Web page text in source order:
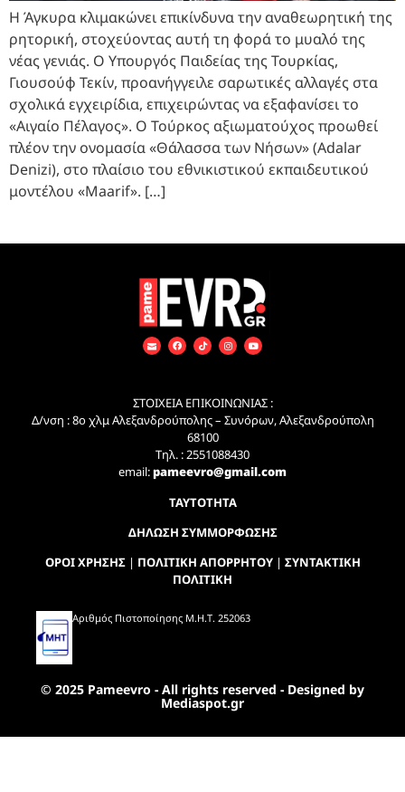
Η Άγκυρα κλιμακώνει επικίνδυνα την αναθεωρητική της
ρητορική, στοχεύοντας αυτή τη φορά το μυαλό της
νέας γενιάς. Ο Υπουργός Παιδείας της Τουρκίας,
Γιουσούφ Τεκίν, προανήγγειλε σαρωτικές αλλαγές στα
σχολικά εγχειρίδια, επιχειρώντας να εξαφανίσει το
«Αιγαίο Πέλαγος». Ο Τούρκος αξιωματούχος προωθεί
πλέον την ονομασία «Θάλασσα των Νήσων» (Adalar
Denizi), στο πλαίσιο του εθνικιστικού εκπαιδευτικού
μοντέλου «Maarif». […]
ΣΤΟΙΧΕΙΑ ΕΠΙΚΟΙΝΩΝΙΑΣ :
Δ/νση : 8ο χλμ Αλεξανδρούπολης – Συνόρων, Αλεξανδρούπολη
68100
Τηλ. : 2551088430
email:pameevro@gmail.com
ΤΑΥΤΟΤΗΤΑ
ΔΗΛΩΣΗ ΣΥΜΜΟΡΦΩΣΗΣ
ΟΡΟΙ ΧΡΗΣΗΣ| ΠΟΛΙΤΙΚΗ ΑΠΟΡΡΗΤΟΥ| ΣΥΝΤΑΚΤΙΚΗ
ΠΟΛΙΤΙΚΗ
Αριθμός Πιστοποίησης Μ.Η.Τ. 252063
© 2025 Pameevro - All rights reserved - Designed by
Mediaspot.gr